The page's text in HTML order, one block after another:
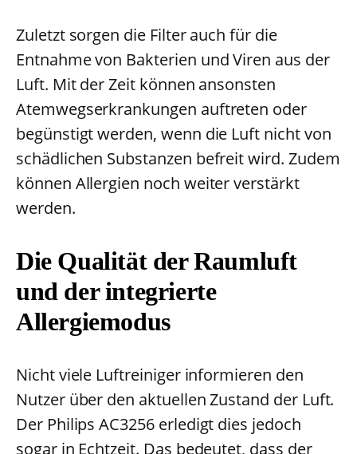
Zuletzt sorgen die Filter auch für die
Entnahme von Bakterien und Viren aus der
Luft. Mit der Zeit können ansonsten
Atemwegserkrankungen auftreten oder
begünstigt werden, wenn die Luft nicht von
schädlichen Substanzen befreit wird. Zudem
können Allergien noch weiter verstärkt
werden.
Die Qualität der Raumluft
und der integrierte
Allergiemodus
Nicht viele Luftreiniger informieren den
Nutzer über den aktuellen Zustand der Luft.
Der Philips AC3256 erledigt dies jedoch
sogar in Echtzeit. Das bedeutet, dass der